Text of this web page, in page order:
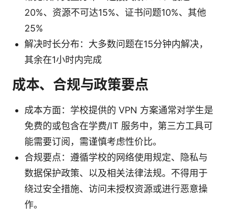
20%、资源不可达15%、证书问题10%、其他
25%
解决时长分布：大多数问题在15分钟内解决，
其余在1小时内完成
成本、合规与政策要点
成本方面：学校提供的 VPN 方案通常对学生是
免费的或包含在学费/IT 服务中，第三方工具可
能需要订阅，需谨慎考虑性价比。
合规要点：遵循学校的网络使用规定、隐私与
数据保护政策、以及相关法律法规。不得用于
绕过安全措施、访问未授权资源或进行恶意操
作。